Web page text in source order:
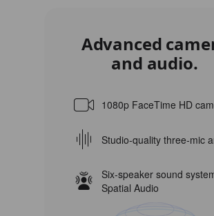
Advanced
and audio.
1080p FaceTime HD
Studio‑quality three‑mic
Six‑speaker sound
Spatial Audio